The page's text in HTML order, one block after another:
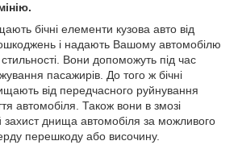
бічні елементи кузова авто від
і надають Вашому автомобілю
стильності. Вони допоможуть під час
пасажирів. До того ж бічні
від передчасного руйнування
автомобіля. Також вони в змозі
захист днища автомобіля за можливого
перешкоду або височину.